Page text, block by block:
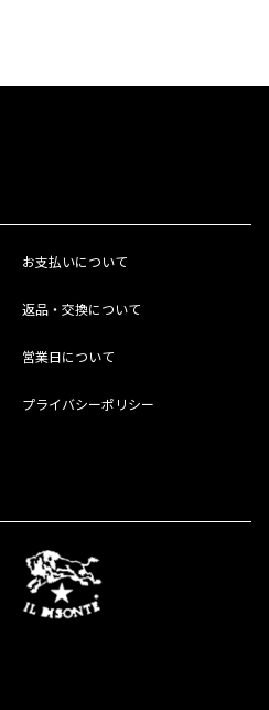
お支払いについて
返品・交換について
営業日について
プライバシーポリシー